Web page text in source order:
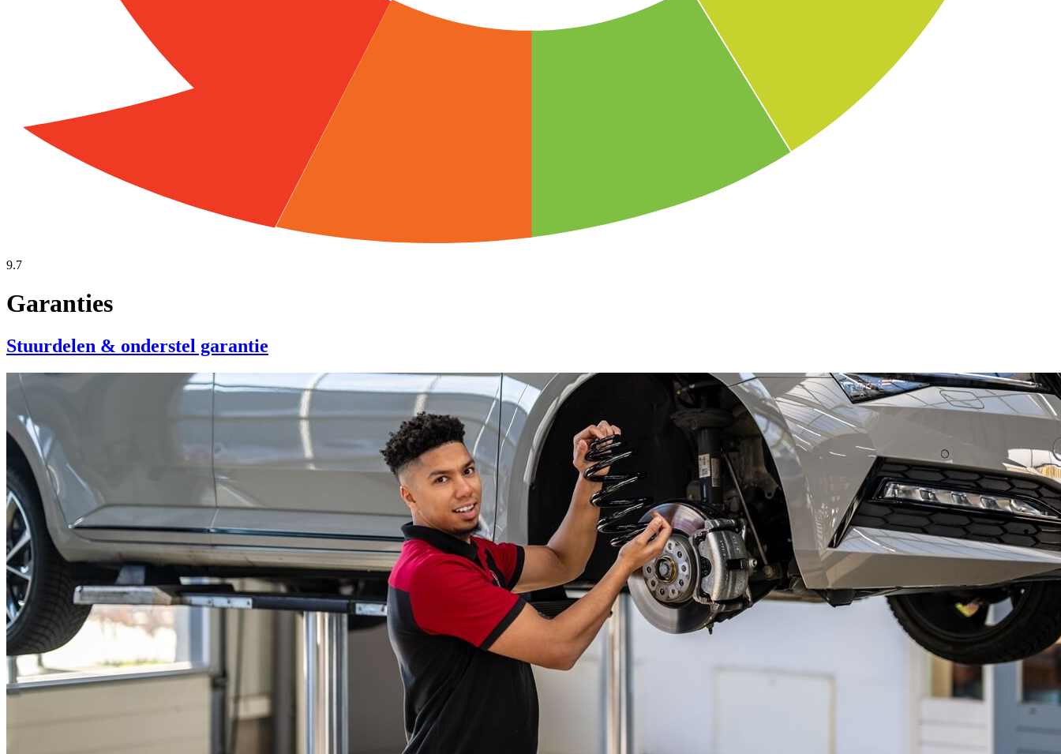
9.7
Garanties
Stuurdelen & onderstel garantie